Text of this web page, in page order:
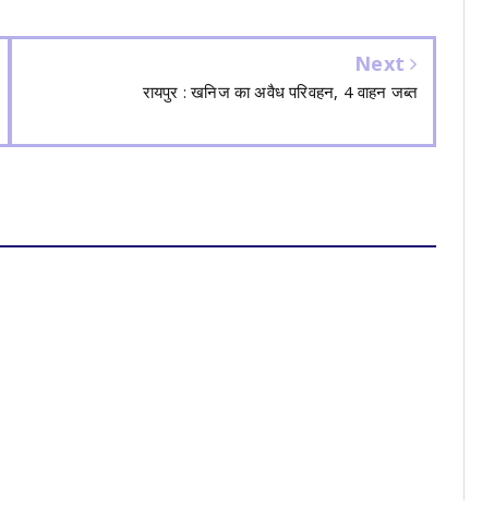
Next
रायपुर : खनिज का अवैध परिवहन, 4 वाहन जब्त